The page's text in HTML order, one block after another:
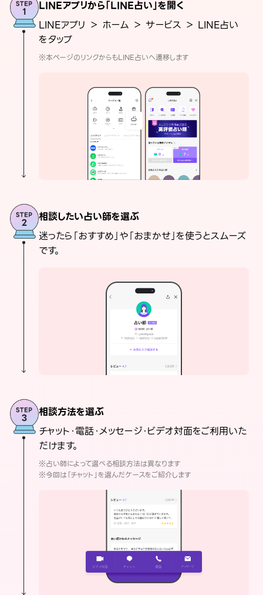
LINEアプリから「LINE占い」を開く
LINEアプリ ＞ ホーム ＞ サービス ＞ LINE占い
をタップ
※本ページのリンクからもLINE占いへ遷移します
相談したい占い師を選ぶ
迷ったら「おすすめ」や「おまかせ」を使うとスムーズ
です。
相談方法を選ぶ
チャット・電話・メッセージ・ビデオ対面をご利用いた
だけます。
※占い師によって選べる相談方法は異なります
※今回は「チャット」を選んだケースをご紹介します